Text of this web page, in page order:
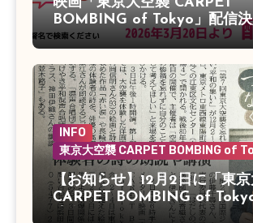
BOMBING of Tokyo」配信
INFO
東京大空襲 CARPET BOMBING of
【お知らせ】12月2日に「東
CARPET BOMBING of
映会があります